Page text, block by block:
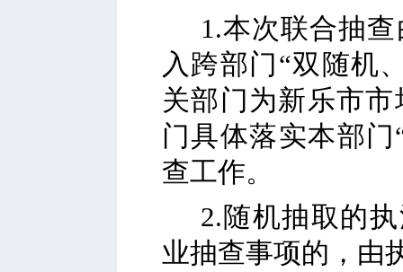
1.本次联合抽查
入跨部门“双随机
关部门为新乐市
门具体落实本部门
查工作。
2.随机抽取的
业抽查事项的，由